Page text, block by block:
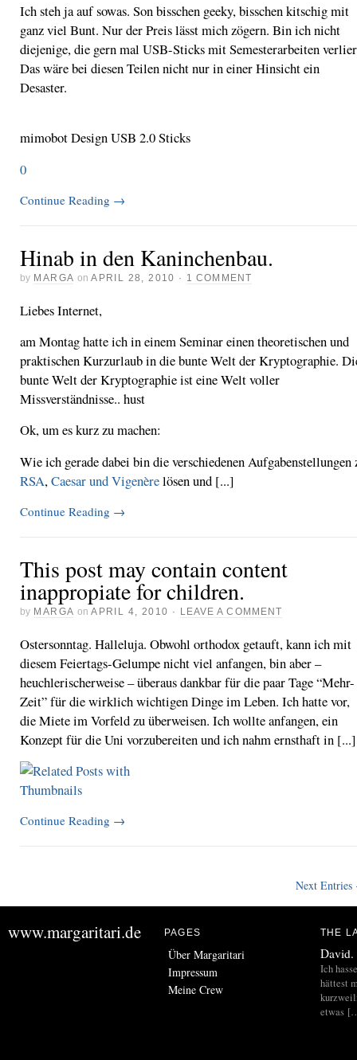
Ich steh ja auf sowas. Son bisschen geeky, bisschen kitschig mit
ganz viel Bunt. Nur der Preis lässt mich zögern. Bin ich nicht
diejenige, die gern mal USB-Sticks mit Semesterarbeiten
Das wäre bei diesen Teilen nicht nur in einer Hinsicht ein
Desaster.
mimobot Design USB 2.0 Sticks
0
Continue Reading →
Hinab in den Kaninchenbau.
by MARGA on APRIL 28, 2010 · 1 COMMENT
Liebes Internet,
am Montag hatte ich in einem Seminar einen theoretischen und
praktischen Kurzurlaub in die bunte Welt der Kryptographie.
bunte Welt der Kryptographie ist eine Welt voller
Missverständnisse.. hust
Ok, um es kurz zu machen:
Wie ich gerade dabei bin die verschiedenen Aufgabenstellungen
RSA,Caesar und Vigenèrelösen und [...]
Continue Reading →
This post may contain content
inappropiate for children.
by MARGA on APRIL 4, 2010 · LEAVE A COMMENT
Ostersonntag. Halleluja. Obwohl orthodox getauft, kann ich mit
diesem Feiertags-Gelumpe nicht viel anfangen, bin aber –
heuchlerischerweise – überaus dankbar für die paar Tage “Mehr-
Zeit” für die wirklich wichtigen Dinge im Leben. Ich hatte vor,
die Miete im Vorfeld zu überweisen. Ich wollte anfangen, ein
Konzept für die Uni vorzubereiten und ich nahm ernsthaft in [...]
Continue Reading →
Next
www.margaritari.de PAGES
Über Margaritari
Impressum
Meine Crew
THE
David.
Ich
hättest
etwas